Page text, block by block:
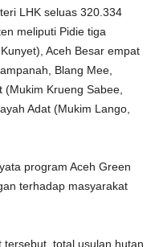
LHK seluas 320.334
meliputi Pidie tiga
Aceh Besar empat
Blang Mee,
(Mukim Krueng Sabee,
Adat (Mukim Lango,
program Aceh Green
terhadap masyarakat
total usulan hutan